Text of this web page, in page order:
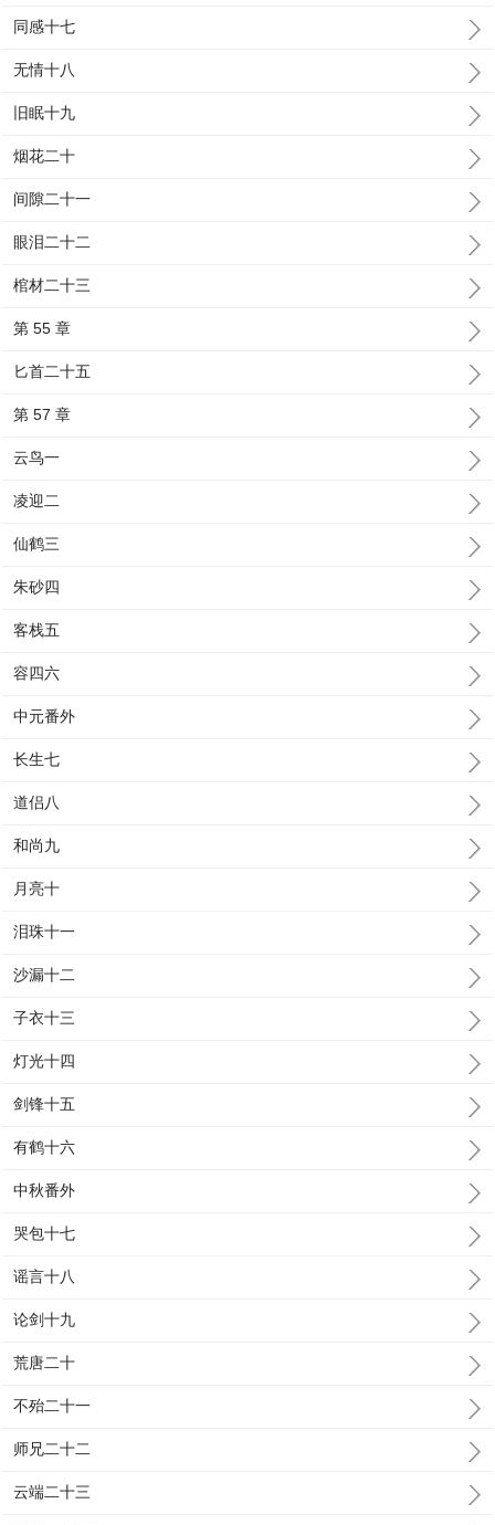
同感十七
无情十八
旧眠十九
烟花二十
间隙二十一
眼泪二十二
棺材二十三
第 55 章
匕首二十五
第 57 章
云鸟一
凌迎二
仙鹤三
朱砂四
客栈五
容四六
中元番外
长生七
道侣八
和尚九
月亮十
泪珠十一
沙漏十二
子衣十三
灯光十四
剑锋十五
有鹤十六
中秋番外
哭包十七
谣言十八
论剑十九
荒唐二十
不殆二十一
师兄二十二
云端二十三